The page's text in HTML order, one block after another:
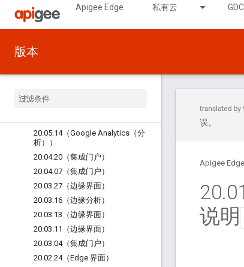
Apigee Edge 私有云
版本
20.07.30（集成门户）
20.07.27（Edge 界面）
20.04.06（运行时、API 管理、创收
20 . 06
20.05.14（Google Analytics（分
析））
20.04.20（集成门户）
20.04.07（集成门户）
20.03.27（边缘界面）
20.03.16（边缘分析）
20.03.13（边缘界面）
20.03.11（边缘界面）
20.03.04（集成门户）
20.02.24（Edge 界面）
误。
Apigee Edge
20.01
说明